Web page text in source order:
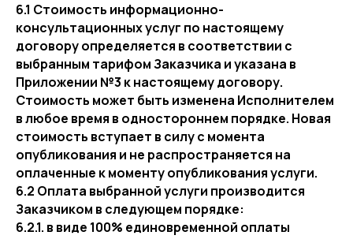
6.1 Стоимость информационно-
консультационных услуг по настоящему
договору определяется в соответствии с
выбранным тарифом Заказчика и указана в
Приложении №3 к настоящему договору.
Стоимость может быть изменена Исполнителем
в любое время в одностороннем порядке. Новая
стоимость вступает в силу с момента
опубликования и не распространяется на
оплаченные к моменту опубликования услуги.
6.2 Оплата выбранной услуги производится
Заказчиком в следующем порядке:
6.2.1. в виде 100% единовременной оплаты